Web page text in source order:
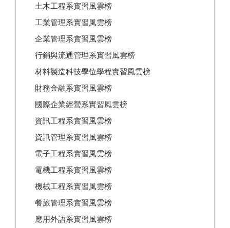
土木工程系實習風雲榜
工業管理系實習風雲榜
企業管理系實習風雲榜
行銷與流通管理系實習風雲榜
材料製造科技學位學程實習風雲榜
財務金融系實習風雲榜
國際企業經營系實習風雲榜
資訊工程系實習風雲榜
資訊管理系實習風雲榜
電子工程系實習風雲榜
電機工程系實習風雲榜
機械工程系實習風雲榜
餐旅管理系實習風雲榜
應用外語系實習風雲榜